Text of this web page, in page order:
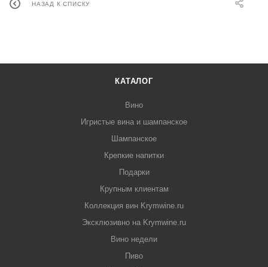
НАЗАД К СПИСКУ
КАТАЛОГ
Вино
Игристые вина и шампанское
Шампанское
Крепкие напитки
Подарки
Крупным клиентам
Коллекция вин Krymwine.ru
Эксклюзивно на Krymwine.ru
Вино недели
Пиво